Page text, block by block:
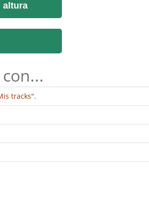
altura
tracks".